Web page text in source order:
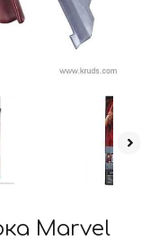
Marvel